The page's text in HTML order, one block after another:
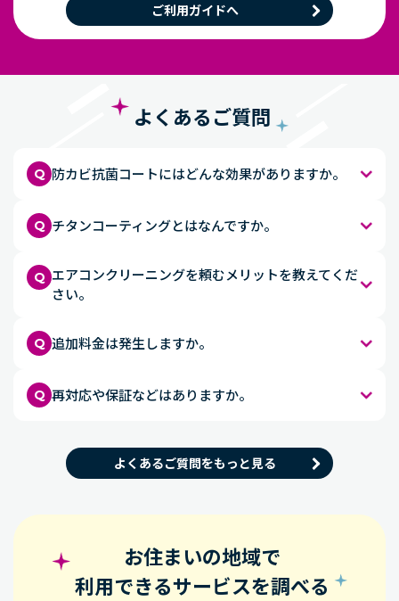
ご利用ガイドへ
よくあるご質問
Q 防カビ抗菌コートにはどんな効果がありますか。
Q チタンコーティングとはなんですか。
Q エアコンクリーニングを頼むメリットを教えてくだ
さい。
Q 追加料金は発生しますか。
Q 再対応や保証などはありますか。
よくあるご質問をもっと見る
お住まいの地域で
利用できるサービスを調べる